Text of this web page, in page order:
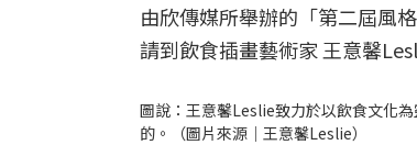
由欣傳媒所舉辦的「第二屆風
請到飲食插畫藝術家 王意馨
圖說：王意馨Leslie致力於以飲食文化
的。（圖片來源｜王意馨Leslie）